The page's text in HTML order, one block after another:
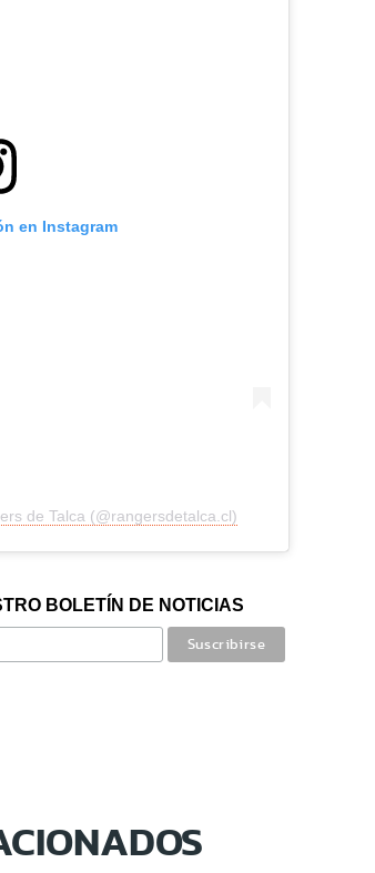
en Instagram
de Talca (@rangersdetalca.cl)
BOLETÍN DE NOTICIAS